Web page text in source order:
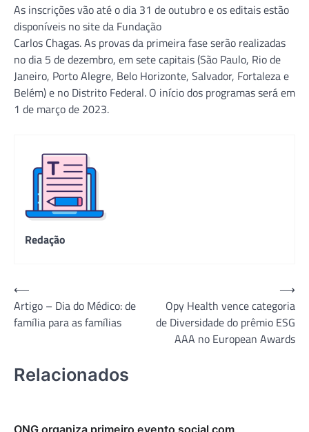
As inscrições vão até o dia 31 de outubro e os editais estão
disponíveis no site da Fundação
Carlos Chagas. As provas da primeira fase serão realizadas
no dia 5 de dezembro, em sete capitais (São Paulo, Rio de
Janeiro, Porto Alegre, Belo Horizonte, Salvador, Fortaleza e
Belém) e no Distrito Federal. O início dos programas será em
1 de março de 2023.
Redação
Navegação
de
Post
⟵
Artigo – Dia do Médico: de
família para as famílias
Opy Health vence categoria
de Diversidade do prêmio ESG
AAA no European Awards
⟶
Relacionados
ONG organiza primeiro evento social com